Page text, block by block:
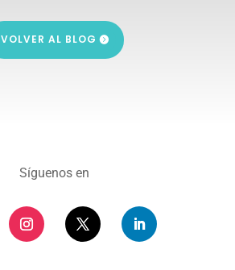
VOLVER AL BLOG
Síguenos en